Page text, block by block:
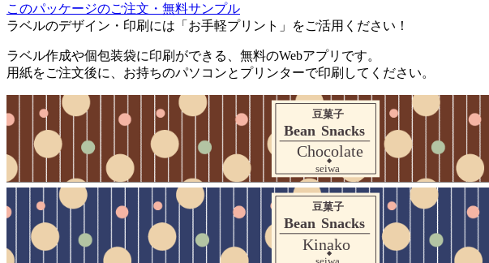
このパッケージのご注文・無料サンプル
ラベルのデザイン・印刷には「お手軽プリント」をご活用ください！
ラベル作成や個包装袋に印刷ができる、無料のWebアプリです。
用紙をご注文後に、お持ちのパソコンとプリンターで印刷してください。